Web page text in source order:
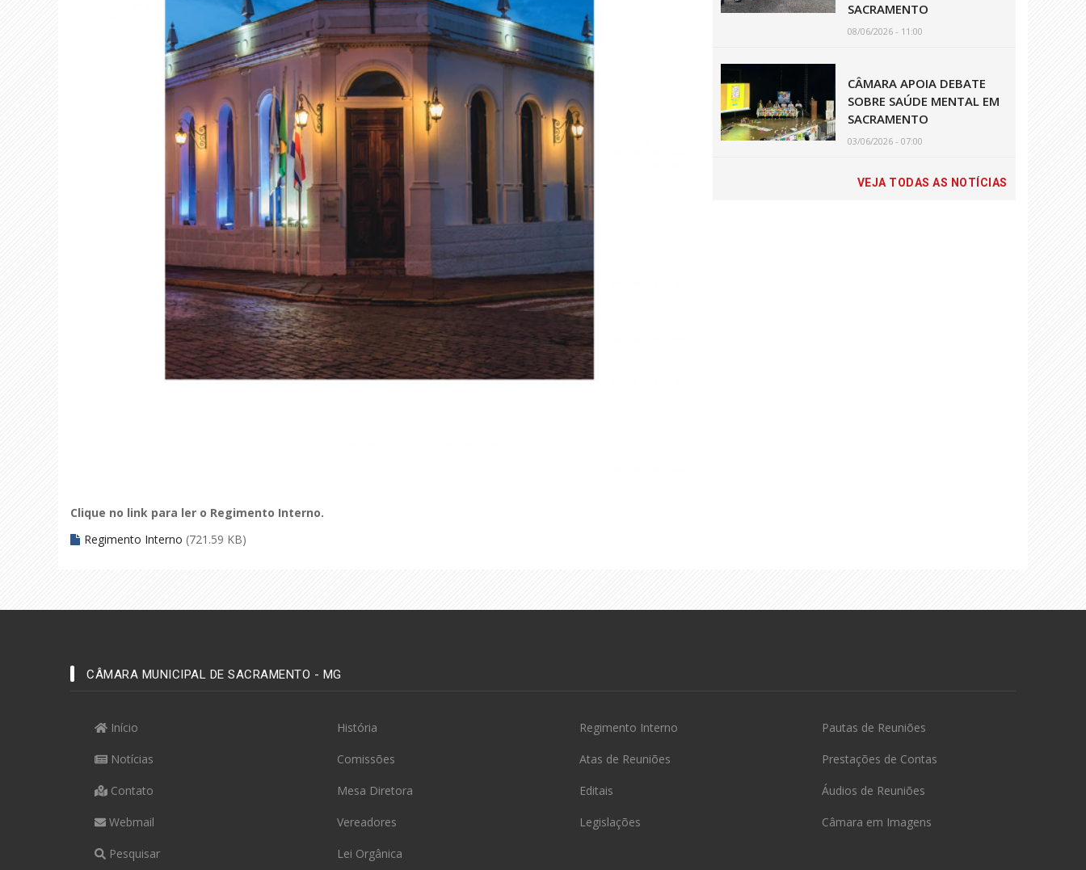
Clique no link para ler o Regimento Interno.
Regimento Interno (721.59 KB)
SACRAMENTO
08/06/2026 - 11:00
CÂMARA APOIA DEBATE
SOBRE SAÚDE MENTAL EM
SACRAMENTO
03/06/2026 - 07:00
VEJA TODAS AS NOTÍCIAS
CÂMARA MUNICIPAL DE SACRAMENTO - MG
Início
Notícias
Contato
Webmail
Pesquisar
História
Comissões
Mesa Diretora
Vereadores
Lei Orgânica
Regimento Interno
Atas de Reuniões
Editais
Legislações
Pautas de Reuniões
Prestações de Contas
Áudios de Reuniões
Câmara em Imagens